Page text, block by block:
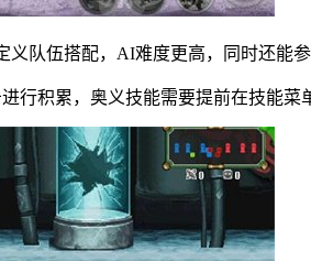
义队伍搭配，AI难度更高，同时还能
行积累，奥义技能需要提前在技能菜